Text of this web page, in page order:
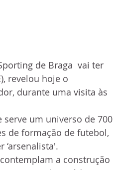
de Braga  vai ter
revelou hoje o
durante uma visita às
serve um universo de 700
de formação de futebol,
a construção